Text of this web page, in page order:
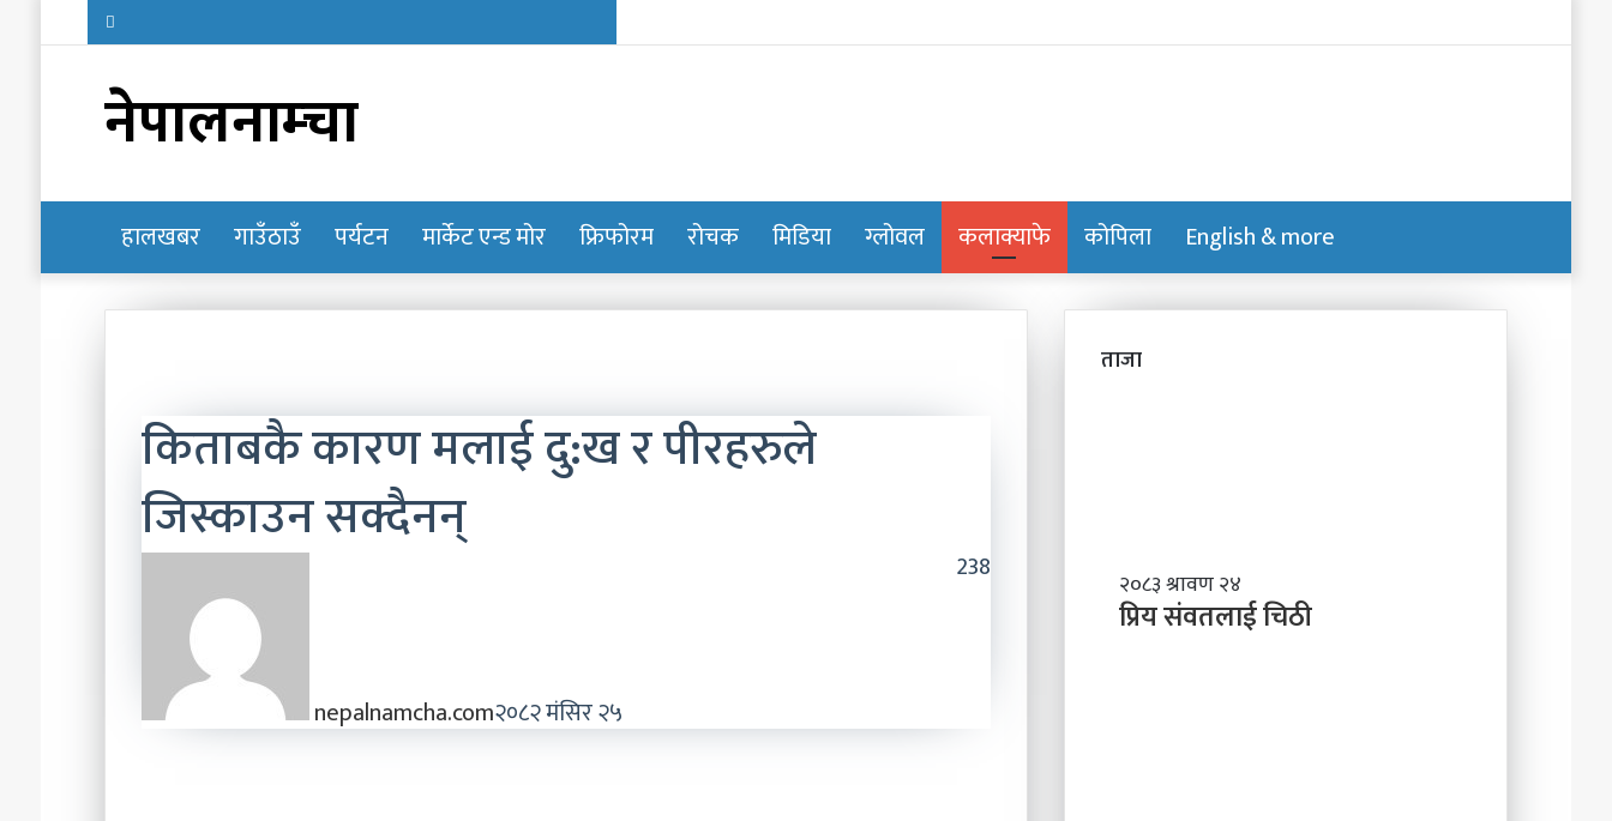
नेपालनाम्चा
होमपेज
हालखबर गाउँठाउँ पर्यटन मार्केट एन्ड मोर फ्रिफोरम रोचक मिडिया ग्लोवल कलाक्याफे कोपिला English & more
for
skin
किताबकै कारण मलाई दु:ख र पीरहरुले
जिस्काउन सक्दैनन्
nepalnamcha.com२०८२ मंसिर २५
238
ताजा
प्रि
य
सं
२०८३ श्रावण २४
प्रिय संवतलाई चिठी